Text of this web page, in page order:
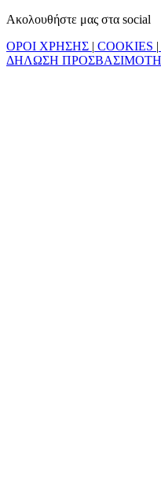
Ακολουθήστε μας στα social
ΟΡΟΙ ΧΡΗΣΗΣ | COOKIES |
ΔΗΛΩΣΗ